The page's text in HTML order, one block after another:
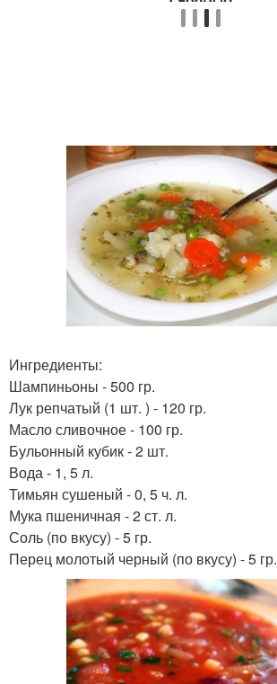
Ингредиенты:
Шампиньоны - 500 гр.
Лук репчатый (1 шт. ) - 120 гр.
Масло сливочное - 100 гр.
Бульонный кубик - 2 шт.
Вода - 1, 5 л.
Тимьян сушеный - 0, 5 ч. л.
Мука пшеничная - 2 ст. л.
Соль (по вкусу) - 5 гр.
Перец молотый черный (по вкусу) - 5 гр.